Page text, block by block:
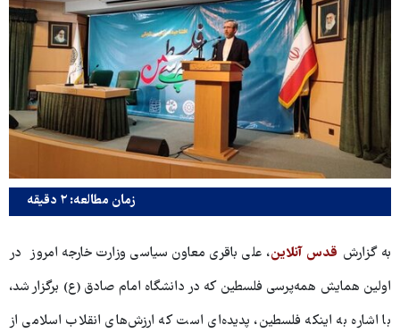
زمان مطالعه: ۲ دقیقه
به گزارش قدس آنلاین، علی باقری معاون سیاسی وزارت خارجه امروز در
اولین همایش همه‌پرسی فلسطین که در دانشگاه امام صادق (ع) برگزار شد،
با اشاره به اینکه فلسطین، پدیده‌ای است که ارزش‌های انقلاب اسلامی از